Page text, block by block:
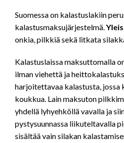
Suomessa on kalastuslakiin
kalastusmaksujärjestelmä.
onkia, pilkkiä sekä litkata
Kalastuslaissa maksuttomalla
ilman viehettä ja
harjoitettavaa kalastusta, jossa
koukkua. Lain maksuton
yhdellä lyhyehköllä vavalla ja
pystysuunnassa liikuteltavalla
sisältää vain silakan